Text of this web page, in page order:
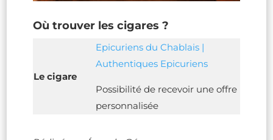
Où trouver les cigares ?
Le cigare
Epicuriens du Chablais |
Authentiques Epicuriens
Possibilité de recevoir une offre
personnalisée